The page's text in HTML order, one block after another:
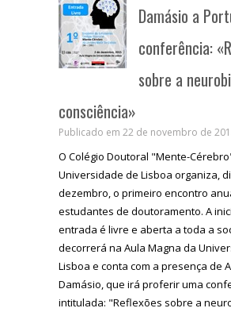
Damásio a
conferência:
sobre a
consciência»
Publicado em 22 de novembro de
O Colégio Doutoral "Mente-
Universidade de Lisboa organiza,
dezembro, o primeiro encontro
estudantes de doutoramento. A
entrada é livre e aberta a toda a
decorrerá na Aula Magna da
Lisboa e conta com a presença de
Damásio, que irá proferir uma
intitulada: "Reflexões sobre a